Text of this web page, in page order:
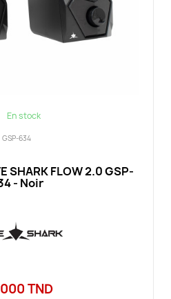
En stock
GSP-634
SHARK FLOW 2.0 GSP-
- Noir
TND